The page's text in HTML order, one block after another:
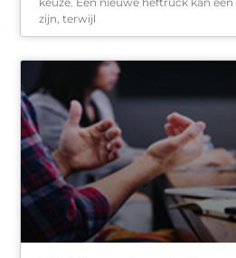
zijn, terwijl